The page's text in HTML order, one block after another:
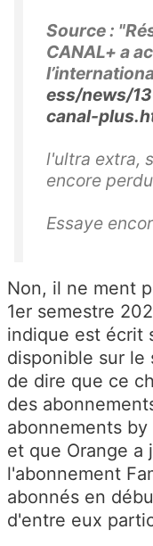
Source :
CANAL+ a
ess/news/
canal-
l'ultra extra,
encore perdu
Essaye
Non, il ne ment
1er semestre
indique est écrit
disponible sur le
de dire que ce
des
abonnements
et que Orange a
l'abonnement
abonnés en
d'entre eux